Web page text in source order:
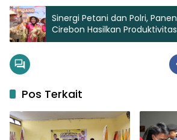
Sinergi Petani dan Polri,
Cirebon Hasilkan
Pos Terkait